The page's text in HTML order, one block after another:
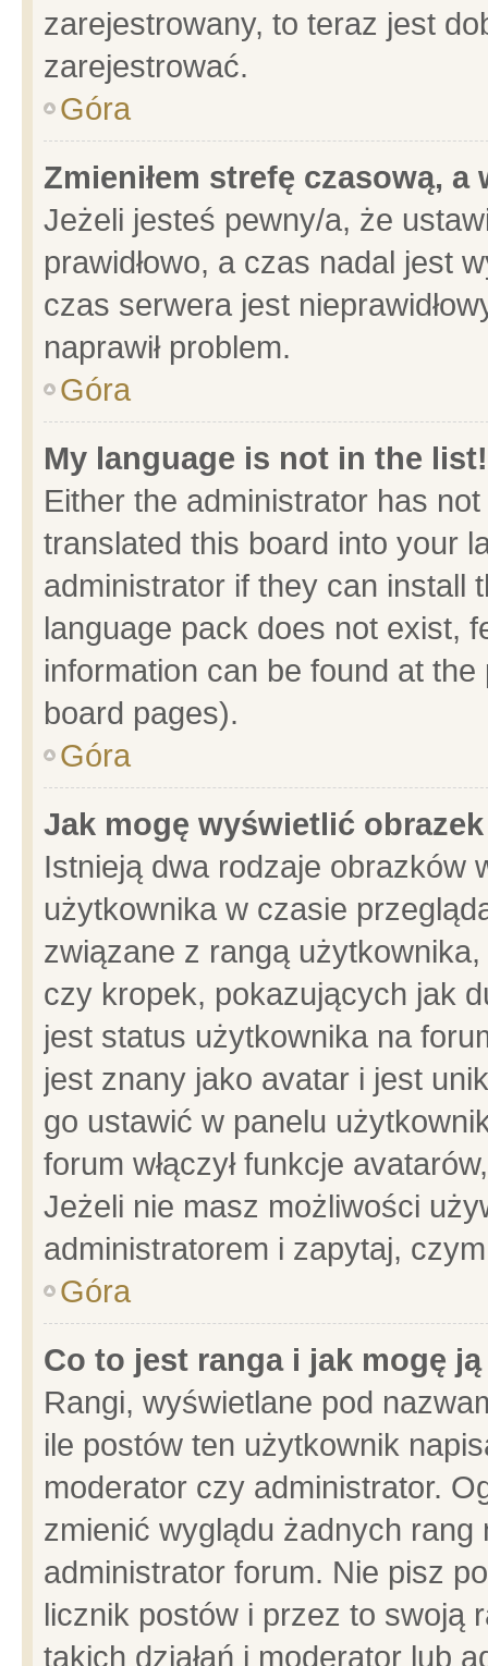
zarejestrowany, to teraz jest
zarejestrować.
Góra
Zmieniłem strefę czasową,
Jeżeli jesteś pewny/a, że
prawidłowo, a czas nadal jest
czas serwera jest
naprawił problem.
Góra
My language is not in the list!
Either the administrator has
translated this board into your
administrator if they can install
language pack does not exist,
information can be found at
board pages).
Góra
Jak mogę wyświetlić
Istnieją dwa rodzaje obrazków
użytkownika w czasie
związane z rangą
czy kropek, pokazujących jak
jest status użytkownika na
jest znany jako avatar i jest
go ustawić w panelu
forum włączył funkcje
Jeżeli nie masz możliwości
administratorem i zapytaj,
Góra
Co to jest ranga i jak mogę
Rangi, wyświetlane pod
ile postów ten użytkownik
moderator czy administrator.
zmienić wyglądu żadnych
administrator forum. Nie pisz
licznik postów i przez to swoją
takich działań i moderator lub